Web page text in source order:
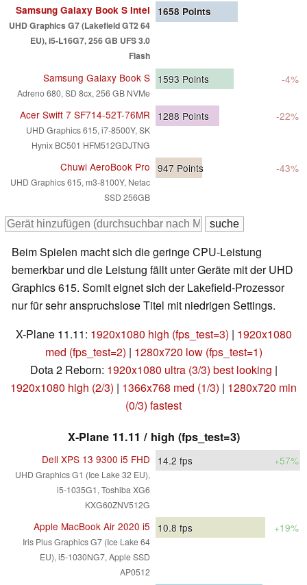
Samsung Galaxy Book S Intel
UHD Graphics G7 (Lakefield GT2 64
EU), i5-L16G7, 256 GB UFS 3.0
Flash
1658 Points
Samsung Galaxy Book S
Adreno 680, SD 8cx, 256 GB NVMe
1593 Points -4%
Acer Swift 7 SF714-52T-76MR
UHD Graphics 615, i7-8500Y, SK
Hynix BC501 HFM512GDJTNG
1288 Points -22%
Chuwi AeroBook Pro
UHD Graphics 615, m3-8100Y, Netac
SSD 256GB
947 Points -43%
Beim Spielen macht sich die geringe CPU-Leistung
bemerkbar und die Leistung fällt unter Geräte mit der UHD
Graphics 615. Somit eignet sich der Lakefield-Prozessor
nur für sehr anspruchslose Titel mit niedrigen Settings.
X-Plane 11.11: 1920x1080 high (fps_test=3) | 1920x1080
med (fps_test=2) | 1280x720 low (fps_test=1)
Dota 2 Reborn: 1920x1080 ultra (3/3) best looking |
1920x1080 high (2/3) | 1366x768 med (1/3) | 1280x720 min
(0/3) fastest
X-Plane 11.11 / high (fps_test=3)
Dell XPS 13 9300 i5 FHD
UHD Graphics G1 (Ice Lake 32 EU),
i5-1035G1, Toshiba XG6
KXG60ZNV512G
14.2 fps +57%
Apple MacBook Air 2020 i5
Iris Plus Graphics G7 (Ice Lake 64
EU), i5-1030NG7, Apple SSD
AP0512
10.8fps +19%